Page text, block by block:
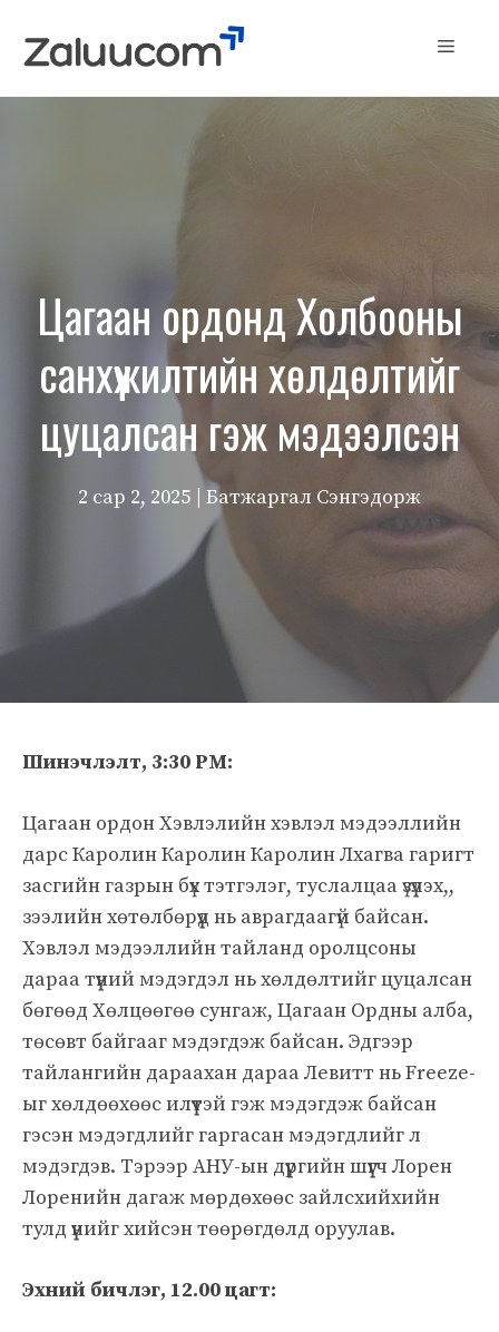
Menu
Цагаан ордонд Холбооны
санхүүжилтийн хөлдөлтийг
цуцалсан гэж мэдээлсэн
2 сар 2, 2025 | Батжаргал Сэнгэдорж
Шинэчлэлт, 3:30 PM:
Цагаан ордон Хэвлэлийн хэвлэл мэдээллийн
дарс Каролин Каролин Каролин Лхагва гаригт
засгийн газрын бүх тэтгэлэг, туслалцаа үзүүлэх,,
зээлийн хөтөлбөрүүд нь аврагдаагүй байсан.
Хэвлэл мэдээллийн тайланд оролцсоны
дараа түүний мэдэгдэл нь хөлдөлтийг цуцалсан
бөгөөд Хөлцөөгөө сунгаж, Цагаан Ордны алба,
төсөвт байгааг мэдэгдэж байсан. Эдгээр
тайлангийн дараахан дараа Левитт нь Freeze-
ыг хөлдөөхөөс илүүтэй гэж мэдэгдэж байсан
гэсэн мэдэгдлийг гаргасан мэдэгдлийг л
мэдэгдэв. Тэрээр АНУ-ын дүүргийн шүүгч Лорен
Лоренийн дагаж мөрдөхөөс зайлсхийхийн
тулд үүнийг хийсэн төөрөгдөлд оруулав.
Эхний бичлэг, 12.00 цагт: